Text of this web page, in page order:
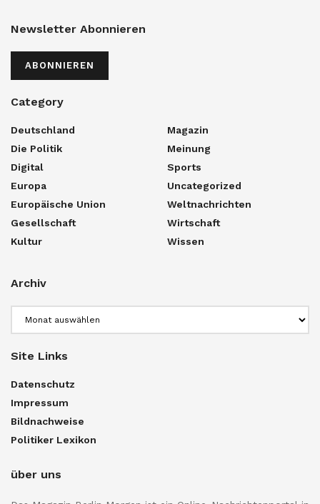
Newsletter Abonnieren
ABONNIEREN
Category
Deutschland
Die Politik
Digital
Europa
Europäische Union
Gesellschaft
Kultur
Magazin
Meinung
Sports
Uncategorized
Weltnachrichten
Wirtschaft
Wissen
Archiv
Site Links
Datenschutz
Impressum
Bildnachweise
Politiker Lexikon
über uns